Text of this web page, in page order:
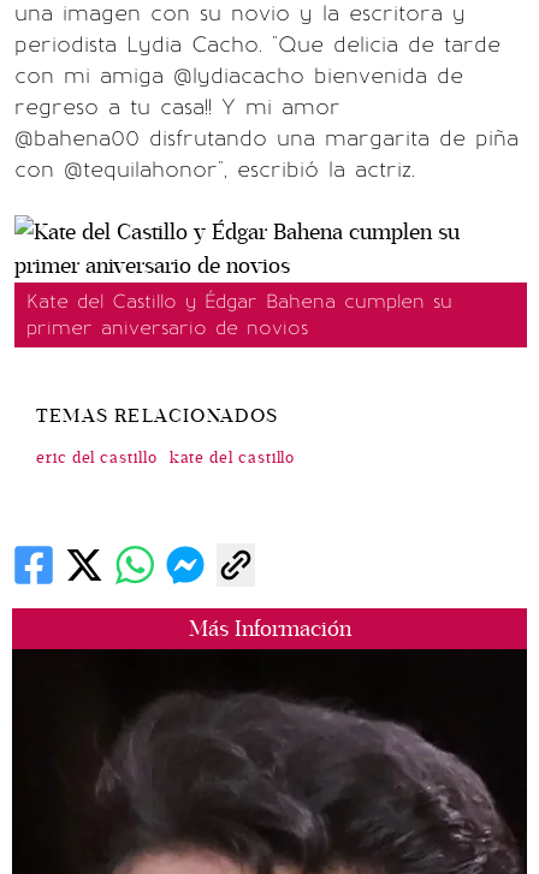
Más Información
una imagen con su novio y la escritora y
periodista Lydia Cacho. "Que delicia de tarde
con mi amiga @lydiacacho bienvenida de
regreso a tu casa!! Y mi amor
@bahena00 disfrutando una margarita de piña
con @tequilahonor", escribió la actriz.
Kate del Castillo y Édgar Bahena cumplen su
primer aniversario de novios
TEMAS RELACIONADOS
eric del castillo kate del castillo